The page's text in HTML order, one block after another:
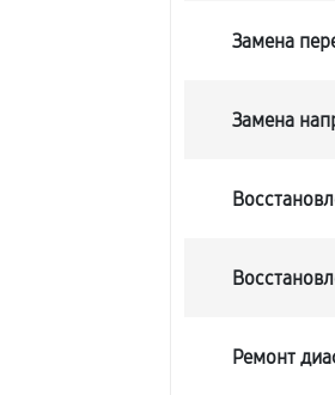
Замена
Замена
Ремонт